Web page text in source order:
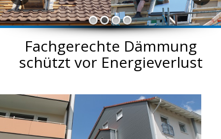
Fachgerechte Dämmung
schützt vor Energieverlust